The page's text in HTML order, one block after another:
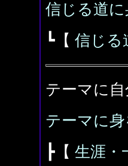
信じる道
┗【 信じる
テーマに
テーマに
┣【 生涯・